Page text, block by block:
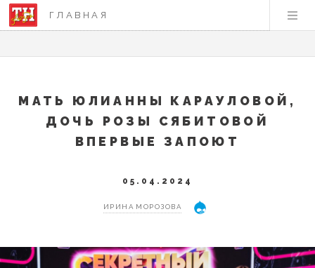
ГЛАВНАЯ
МАТЬ ЮЛИАННЫ КАРАУЛОВОЙ,
ДОЧЬ РОЗЫ СЯБИТОВОЙ
ВПЕРВЫЕ ЗАПОЮТ
05.04.2024
ИРИНА МОРОЗОВА